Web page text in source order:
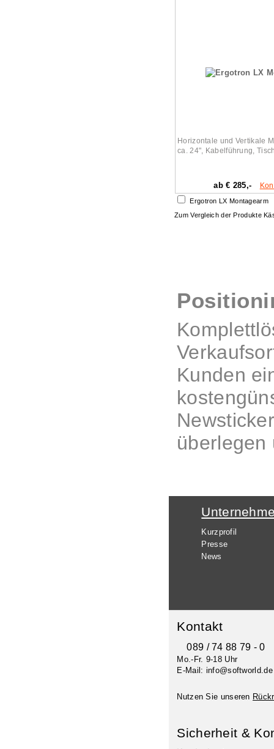
Horizontale und Vertikale
ca. 24", Kabelführung,
ab € 285,-
Ergotron LX Montagearm
Zum Vergleich der Produkte
Kunden
überlegen
Kurzprofil
Presse
News
Kontakt
089 / 74 88 79 - 0
Mo.-Fr. 9-18 Uhr
E-Mail: info@softworld.de
Nutzen Sie unseren
Sicherheit &